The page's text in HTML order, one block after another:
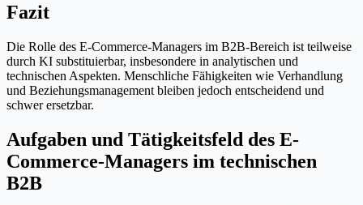
Fazit
Die Rolle des E-Commerce-Managers im B2B-Bereich ist teilweise
durch KI substituierbar, insbesondere in analytischen und
technischen Aspekten. Menschliche Fähigkeiten wie Verhandlung
und Beziehungsmanagement bleiben jedoch entscheidend und
schwer ersetzbar.
Aufgaben und Tätigkeitsfeld des E-
Commerce-Managers im technischen
B2B